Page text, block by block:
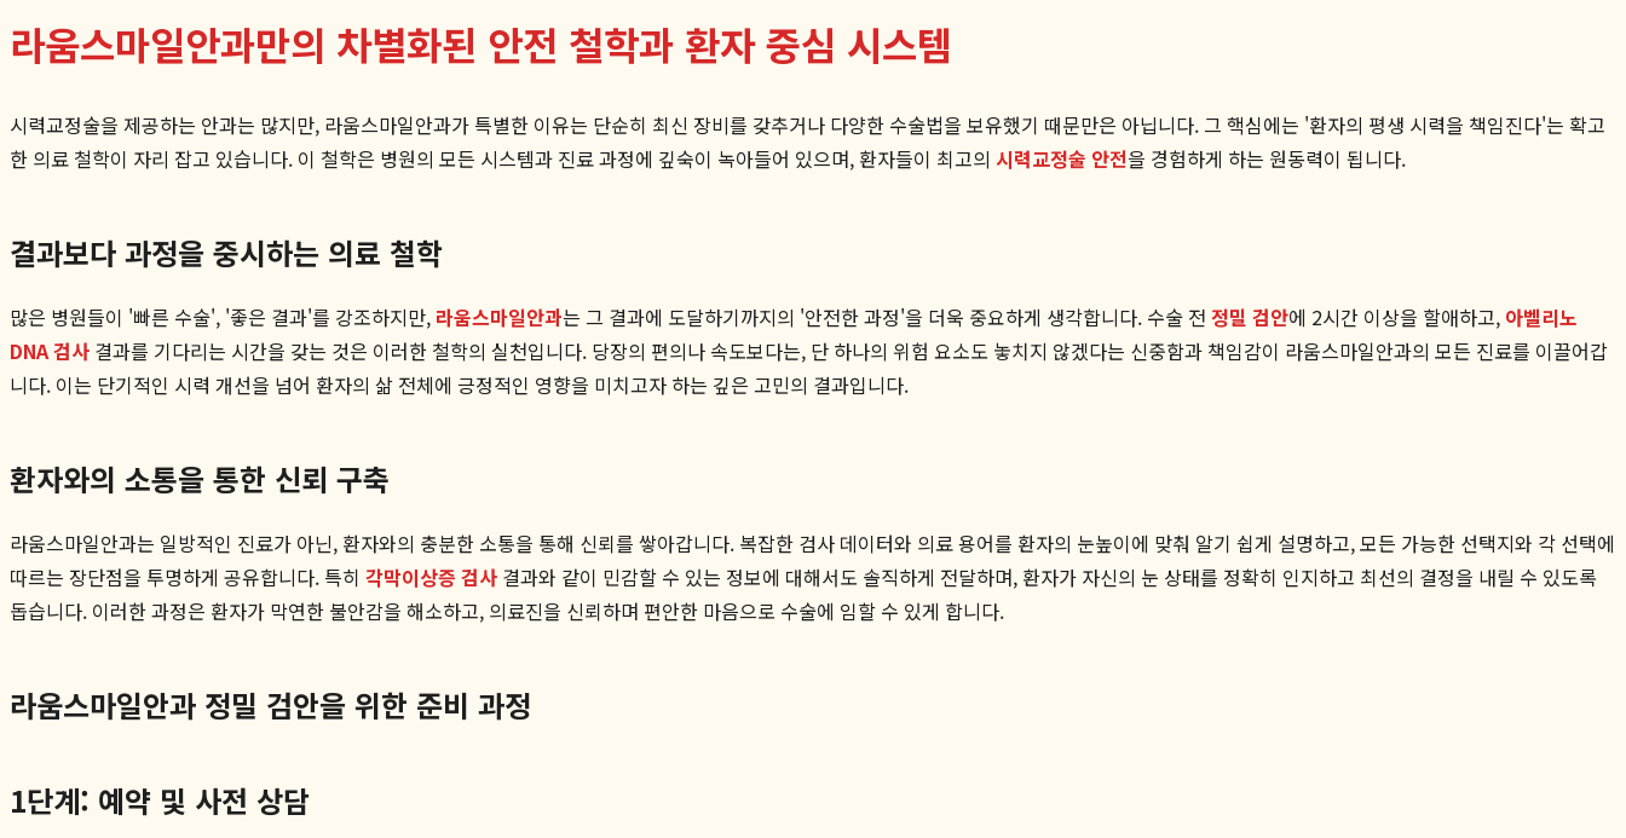
라움스마일안과만의 차별화된 안전 철학과 환자 중심 시스템
시력교정술을 제공하는 안과는 많지만, 라움스마일안과가 특별한 이유는 단순히 최신 장비를 갖추거나 다양한 수술법을 보유했기 때문만은 아닙니다. 그 핵심에는 '환자의 평생 시력을 책임진다'는 확고
한 의료 철학이 자리 잡고 있습니다. 이 철학은 병원의 모든 시스템과 진료 과정에 깊숙이 녹아들어 있으며, 환자들이 최고의 시력교정술 안전을 경험하게 하는 원동력이 됩니다.
결과보다 과정을 중시하는 의료 철학
많은 병원들이 '빠른 수술', '좋은 결과'를 강조하지만, 라움스마일안과는 그 결과에 도달하기까지의 '안전한 과정'을 더욱 중요하게 생각합니다. 수술 전 정밀 검안에 2시간 이상을 할애하고, 아벨리노
DNA 검사 결과를 기다리는 시간을 갖는 것은 이러한 철학의 실천입니다. 당장의 편의나 속도보다는, 단 하나의 위험 요소도 놓치지 않겠다는 신중함과 책임감이 라움스마일안과의 모든 진료를 이끌어갑
니다. 이는 단기적인 시력 개선을 넘어 환자의 삶 전체에 긍정적인 영향을 미치고자 하는 깊은 고민의 결과입니다.
환자와의 소통을 통한 신뢰 구축
라움스마일안과는 일방적인 진료가 아닌, 환자와의 충분한 소통을 통해 신뢰를 쌓아갑니다. 복잡한 검사 데이터와 의료 용어를 환자의 눈높이에 맞춰 알기 쉽게 설명하고, 모든 가능한 선택지와 각 선택에
따르는 장단점을 투명하게 공유합니다. 특히 각막이상증 검사 결과와 같이 민감할 수 있는 정보에 대해서도 솔직하게 전달하며, 환자가 자신의 눈 상태를 정확히 인지하고 최선의 결정을 내릴 수 있도록
돕습니다. 이러한 과정은 환자가 막연한 불안감을 해소하고, 의료진을 신뢰하며 편안한 마음으로 수술에 임할 수 있게 합니다.
라움스마일안과 정밀 검안을 위한 준비 과정
1단계: 예약 및 사전 상담